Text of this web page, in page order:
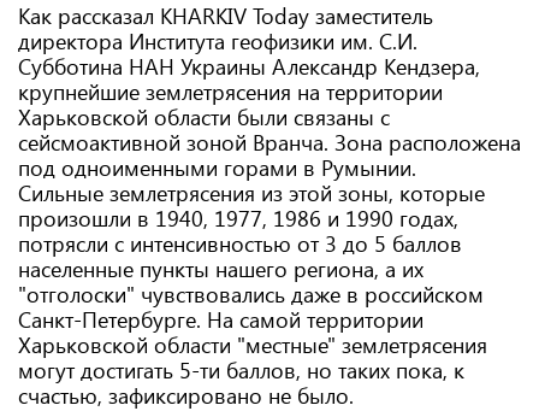
Как рассказал KHARKIV Today заместитель
директора Института геофизики им. С.И.
Субботина НАН Украины Александр Кендзера,
крупнейшие землетрясения на территории
Харьковской области были связаны с
сейсмоактивной зоной Вранча. Зона расположена
под одноименными горами в Румынии.
Сильные землетрясения из этой зоны, которые
произошли в 1940, 1977, 1986 и 1990 годах,
потрясли с интенсивностью от 3 до 5 баллов
населенные пункты нашего региона, а их
"отголоски" чувствовались даже в российском
Санкт-Петербурге. На самой территории
Харьковской области "местные" землетрясения
могут достигать 5-ти баллов, но таких пока, к
счастью, зафиксировано не было.